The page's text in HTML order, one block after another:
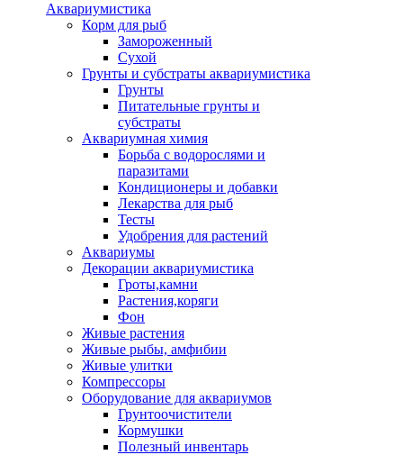
Аквариумистика
Корм для рыб
Замороженный
Сухой
Грунты и субстраты аквариумистика
Грунты
Питательные грунты и
субстраты
Аквариумная химия
Борьба с водорослями и
паразитами
Кондиционеры и добавки
Лекарства для рыб
Тесты
Удобрения для растений
Аквариумы
Декорации аквариумистика
Гроты,камни
Растения,коряги
Фон
Живые растения
Живые рыбы, амфибии
Живые улитки
Компрессоры
Оборудование для аквариумов
Грунтоочистители
Кормушки
Полезный инвентарь